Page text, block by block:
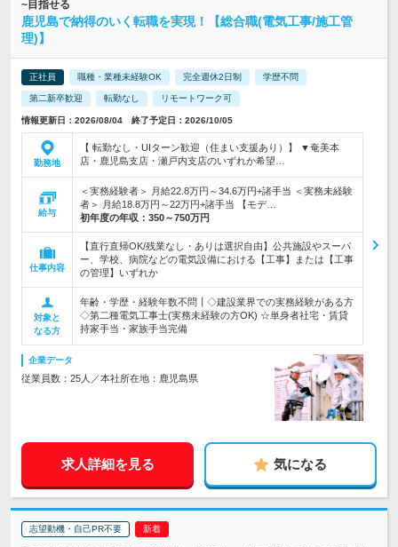
~目指せる
鹿児島で納得のいく転職を実現！【総合職(電気工事/施工管
理)】
正社員 職種・業種未経験OK 完全週休2日制 学歴不問
第二新卒歓迎 転勤なし リモートワーク可
情報更新日：2026/08/04 終了予定日：2026/10/05
勤務地
【 転勤なし・UIターン歓迎（住まい支援あり）】 ▼奄美本
店・鹿児島支店・瀬戸内支店のいずれか希望…
給与
＜実務経験者＞ 月給22.8万円～34.6万円+諸手当 ＜実務未経験
者＞ 月給18.8万円～22万円+諸手当 【モデ…
初年度の年収： 350～750万円
仕事内容
【直行直帰OK/残業なし・ありは選択自由】公共施設やスーパ
ー、学校、病院などの電気設備における【工事】または【工事
の管理】いずれか
対象と
なる方
年齢・学歴・経験年数不問┃◇建設業界での実務経験がある方
◇第二種電気工事士(実務未経験の方OK) ☆単身者社宅・賃貸
持家手当・家族手当完備
企業データ
従業員数：25人／本社所在地：鹿児島県
求人詳細を見る 気になる
志望動機・自己PR不要